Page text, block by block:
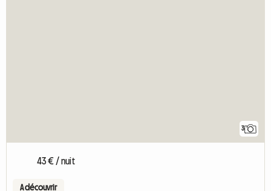
3
43 € / nuit
A découvrir